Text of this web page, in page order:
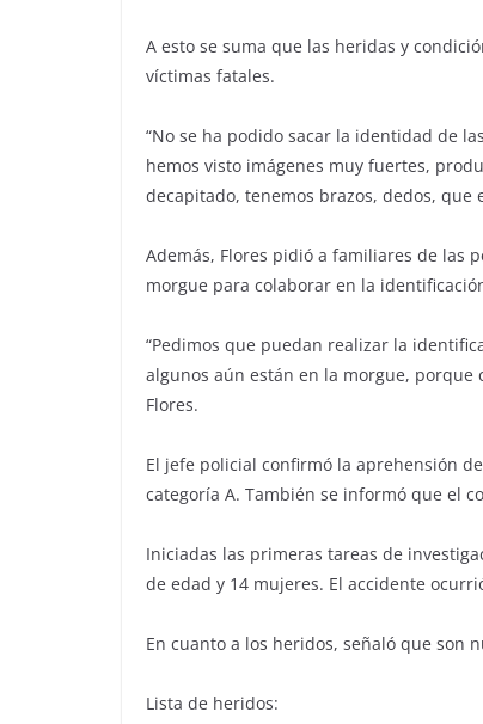
A esto se suma que las heridas y
víctimas fatales.
“No se ha podido sacar la identidad de
hemos visto imágenes muy fuertes,
decapitado, tenemos brazos, dedos, que
Además, Flores pidió a familiares de las
morgue para colaborar en la
“Pedimos que puedan realizar la
algunos aún están en la morgue, porque
Flores.
El jefe policial confirmó la aprehensión
categoría A. También se informó que el
Iniciadas las primeras tareas de
de edad y 14 mujeres. El accidente
En cuanto a los heridos, señaló que son
Lista de heridos: